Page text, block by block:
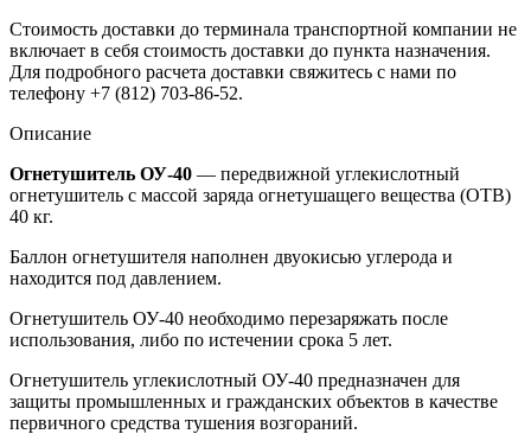
Стоимость доставки до терминала транспортной компании не
включает в себя стоимость доставки до пункта назначения.
Для подробного расчета доставки свяжитесь с нами по
телефону +7 (812) 703-86-52.
Описание
Огнетушитель ОУ-40 — передвижной углекислотный
огнетушитель с массой заряда огнетушащего вещества (ОТВ)
40 кг.
Баллон огнетушителя наполнен двуокисью углерода и
находится под давлением.
Огнетушитель ОУ-40 необходимо перезаряжать после
использования, либо по истечении срока 5 лет.
Огнетушитель углекислотный ОУ-40 предназначен для
защиты промышленных и гражданских объектов в качестве
первичного средства тушения возгораний.